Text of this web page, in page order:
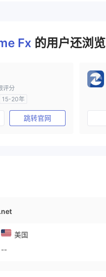
Fx 的用户还浏
评分
15-20年
全牌照 (MM)
跳转官网
美国
--